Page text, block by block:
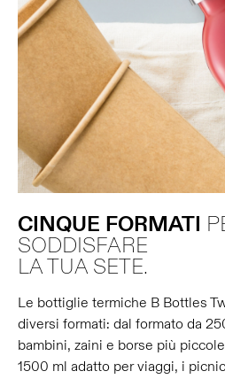
CINQUE FORMATI
SODDISFARE
LA TUA SETE.
Le bottiglie termiche B Bottles
diversi formati: dal formato da
bambini, zaini e borse più
1500 ml adatto per viaggi, i